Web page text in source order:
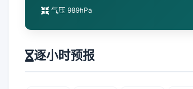
气压 989hPa
逐小时预报